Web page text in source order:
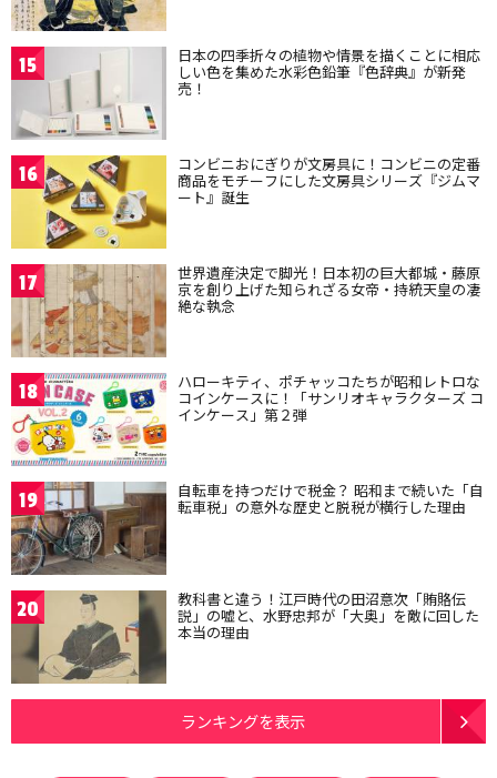
15 日本の四季折々の植物や情景を描くことに相応
しい色を集めた水彩色鉛筆『色辞典』が新発
売！
16 コンビニおにぎりが文房具に！コンビニの定番
商品をモチーフにした文房具シリーズ『ジムマ
ート』誕生
17 世界遺産決定で脚光！日本初の巨大都城・藤原
京を創り上げた知られざる女帝・持統天皇の凄
絶な執念
18 ハローキティ、ポチャッコたちが昭和レトロな
コインケースに！「サンリオキャラクターズ コ
インケース」第２弾
19 自転車を持つだけで税金？ 昭和まで続いた「自
転車税」の意外な歴史と脱税が横行した理由
20 教科書と違う！江戸時代の田沼意次「賄賂伝
説」の嘘と、水野忠邦が「大奥」を敵に回した
本当の理由
ランキングを表示